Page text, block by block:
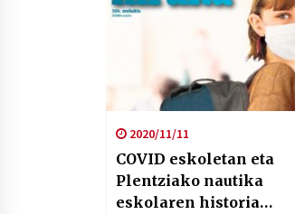
2020/11/11
COVID eskoletan eta
Plentziako nautika
eskolaren historia